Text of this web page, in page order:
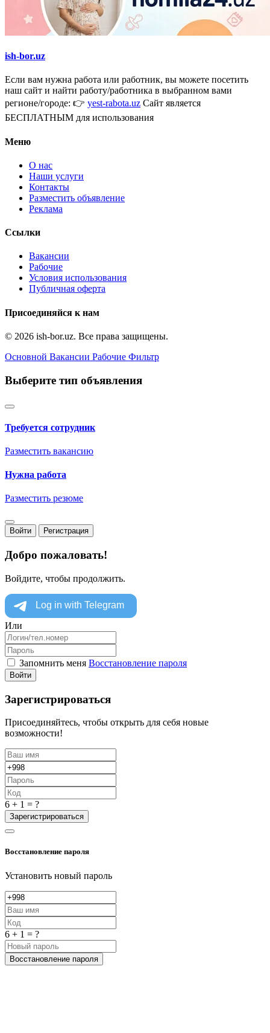
ish-bor.uz
Если вам нужна работа или работник, вы можете посетить
наш сайт и найти работу/работника в выбранном вами
регионе/городе: 👉 yest-rabota.uz Сайт является
БЕСПЛАТНЫМ для использования
Меню
О нас
Наши услуги
Контакты
Разместить объявление
Реклама
Ссылки
Вакансии
Рабочие
Условия использования
Публичная оферта
Присоединяйся к нам
© 2026 ish-bor.uz. Все права защищены.
Основной Вакансии Рабочие Фильтр
Выберите тип объявления
Требуется сотрудник
Разместить вакансию
Нужна работа
Разместить резюме
Войти Регистрация
Добро пожаловать!
Войдите, чтобы продолжить.
Или
Запомнить меня Восстановление пароля
Войти
Зарегистрироваться
Присоединяйтесь, чтобы открыть для себя новые
возможности!
6 + 1 = ?
Зарегистрироваться
Восстановление пароля
Установить новый пароль
6 + 1 = ?
Восстановление пароля